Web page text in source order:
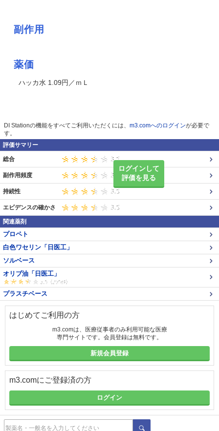
副作用
薬価
ハッカ水 1.09円／ｍＬ
DI Stationの機能をすべてご利用いただくには、 m3.comへのログインが必要で
す。
評価サマリー
ログインして
評価を見る
総合
副作用頻度
持続性
エビデンスの確かさ
関連薬剤
プロペト
白色ワセリン「日医工」
ソルベース
オリブ油「日医工」
プラスチベース
はじめてご利用の方
m3.comは、医療従事者のみ利用可能な医療
専門サイトです。会員登録は無料です。
新規会員登録
m3.comにご登録済の方
ログイン